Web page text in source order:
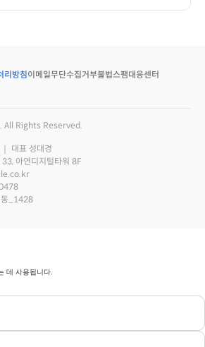
리방침이메일무단수집거부불법스팸대응센터
All Rights Reserved.
대표 성대경
아연디지털타워 8F
동_1428
데 사용됩니다.